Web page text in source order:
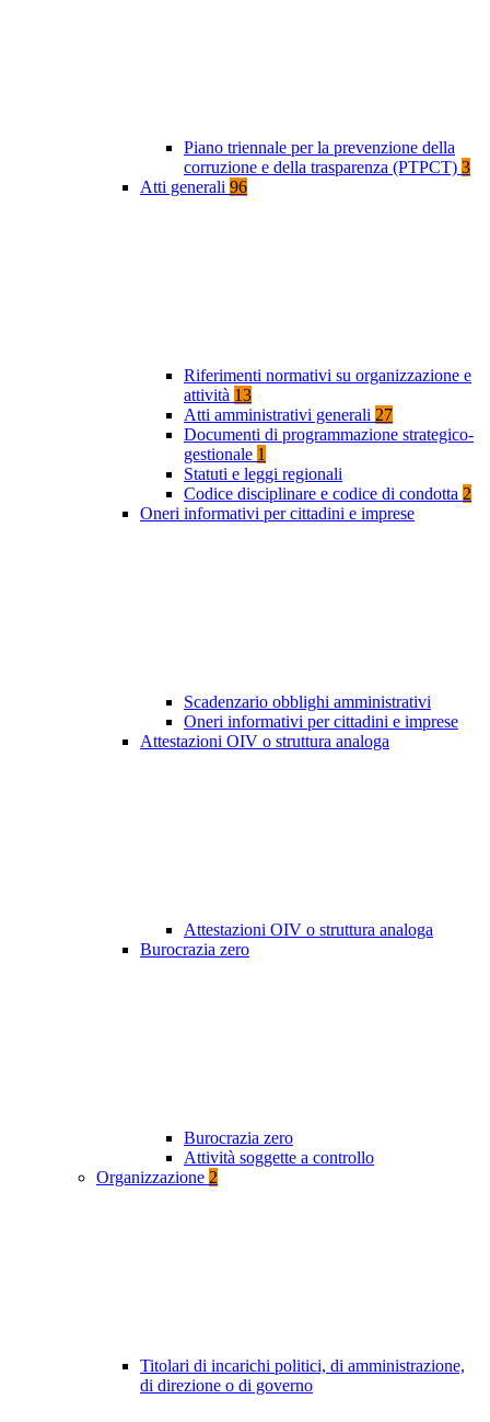
Piano triennale per la prevenzione della
corruzione e della trasparenza (PTPCT) 3
Atti generali 96
Riferimenti normativi su organizzazione e
attività 13
Atti amministrativi generali 27
Documenti di programmazione strategico-
gestionale 1
Statuti e leggi regionali
Codice disciplinare e codice di condotta 2
Oneri informativi per cittadini e imprese
Scadenzario obblighi amministrativi
Oneri informativi per cittadini e imprese
Attestazioni OIV o struttura analoga
Attestazioni OIV o struttura analoga
Burocrazia zero
Burocrazia zero
Attività soggette a controllo
Organizzazione 2
Titolari di incarichi politici, di amministrazione,
di direzione o di governo